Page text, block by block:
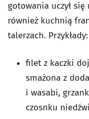
gotowania uczył
również kuchnią
talerzach. Przykłady:
filet z kaczki
smażona z
i wasabi,
czosnku